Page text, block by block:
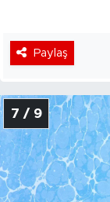
Paylaş
7 / 9